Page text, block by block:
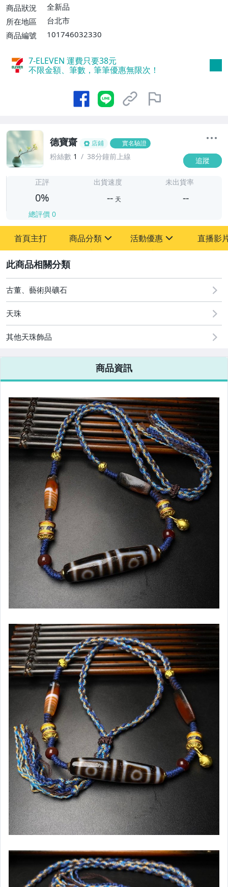
商品狀況
全新品
所在地區
台北市
商品編號
101746032330
7-ELEVEN 運費只要38元
不限金額、筆數，筆筆優惠無限次！
德寶齋 店鋪 實名驗證
粉絲數 1 38分鐘前上線 追蹤
-
正評
0%
總評價 0
出貨速度
-- 天
未出貨率
--
首頁主打 商品分類
其它
活動優惠
[全店] 追蹤本賣場立減60元【粉絲轉享】
直播影
古董、藝術與礦石
天珠
其他天珠飾品
商品資訊